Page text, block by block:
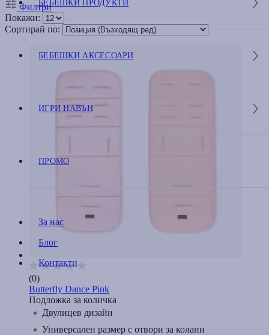
БЕБЕШКИ ПРОДУКТИ
БЕБЕШКИ АКСЕСОАРИ
ИГРИ НАВЪН
ПРОМО
За нас
Блог
Контакти
Филтри
Покажи:
Сортирай по:
(0)
Butterfly Dance Pink
Подложка за количка
Двулицев дизайн
Универсален размер с отвори за колани